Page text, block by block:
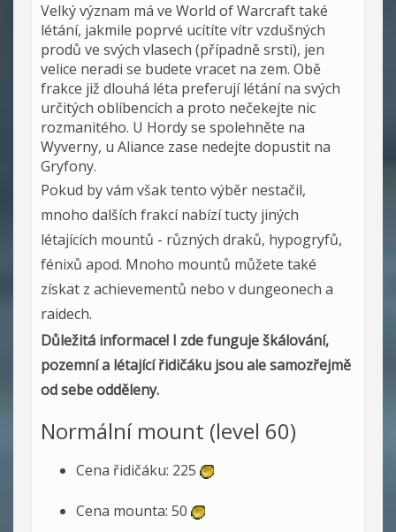
Velký význam má ve World of Warcraft také
létání, jakmile poprvé ucítíte vítr vzdušných
prodů ve svých vlasech (případně srsti), jen
velice neradi se budete vracet na zem. Obě
frakce již dlouhá léta preferují létání na svých
určitých oblíbencích a proto nečekejte nic
rozmanitého. U Hordy se spolehněte na
Wyverny, u Aliance zase nedejte dopustit na
Gryfony.
Pokud by vám však tento výběr nestačil,
mnoho dalších frakcí nabízí tucty jiných
létajících mountů - různých draků, hypogryfů,
fénixů apod. Mnoho mountů můžete také
získat z achievementů nebo v dungeonech a
raidech.
Důležitá informace! I zde funguje škálování,
pozemní a létající řidičáku jsou ale samozřejmě
od sebe odděleny.
Normální mount (level 60)
Cena řidičáku: 225
Cena mounta: 50